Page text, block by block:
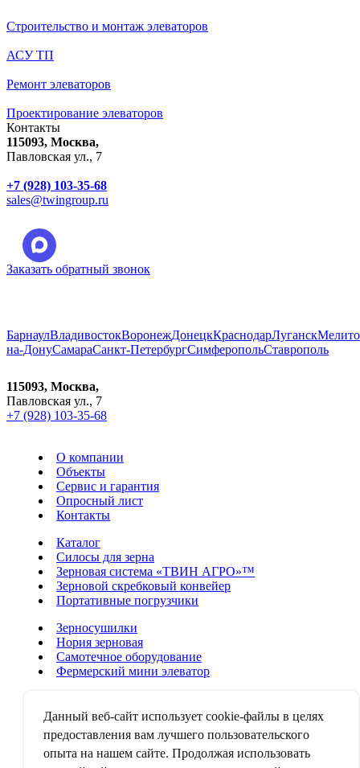
Строительство и монтаж элеваторов
АСУ ТП
Ремонт элеваторов
Проектирование элеваторов
Контакты
115093, Москва,
Павловская ул., 7
+7 (928) 103-35-68
sales@twingroup.ru
Заказать обратный звонок
БарнаулВладивостокВоронежДонецкКраснодарЛуганск
на-ДонуСамараСанкт-ПетербургСимферопольСтаврополь
115093, Москва,
Павловская ул., 7
+7 (928) 103-35-68
О компании
Объекты
Сервис и гарантия
Опросный лист
Контакты
Каталог
Силосы для зерна
Зерновая система «ТВИН АГРО»™
Зерновой скребковый конвейер
Портативные погрузчики
Зерносушилки
Нория зерновая
Самотечное оборудование
Фермерский мини элеватор
Зерноочистительные машины
Дробильно-смесительные аппараты
Данный веб-сайт использует cookie-файлы в целях
предоставления вам лучшего пользовательского
опыта на нашем сайте. Продолжая использовать